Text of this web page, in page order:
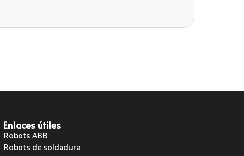
Enlaces útiles
Robots ABB
Robots de soldadura